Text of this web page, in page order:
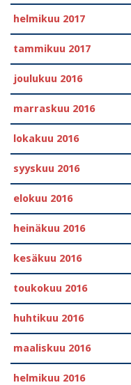
helmikuu 2017
tammikuu 2017
joulukuu 2016
marraskuu 2016
lokakuu 2016
syyskuu 2016
elokuu 2016
heinäkuu 2016
kesäkuu 2016
toukokuu 2016
huhtikuu 2016
maaliskuu 2016
helmikuu 2016